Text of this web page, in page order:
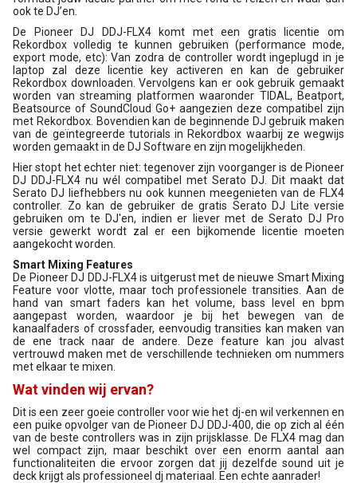
ook te DJ’en.
De Pioneer DJ DDJ-FLX4 komt met een gratis licentie om
Rekordbox volledig te kunnen gebruiken (performance mode,
export mode, etc): Van zodra de controller wordt ingeplugd in je
laptop zal deze licentie key activeren en kan de gebruiker
Rekordbox downloaden. Vervolgens kan er ook gebruik gemaakt
worden van streaming platformen waaronder TIDAL, Beatport,
Beatsource of SoundCloud Go+ aangezien deze compatibel zijn
met Rekordbox. Bovendien kan de beginnende DJ gebruik maken
van de geïntegreerde tutorials in Rekordbox waarbij ze wegwijs
worden gemaakt in de DJ Software en zijn mogelijkheden.
Hier stopt het echter niet: tegenover zijn voorganger is de Pioneer
DJ DDJ-FLX4 nu wél compatibel met Serato DJ. Dit maakt dat
Serato DJ liefhebbers nu ook kunnen meegenieten van de FLX4
controller. Zo kan de gebruiker de gratis Serato DJ Lite versie
gebruiken om te DJ'en, indien er liever met de Serato DJ Pro
versie gewerkt wordt zal er een bijkomende licentie moeten
aangekocht worden.
Smart Mixing Features
De Pioneer DJ DDJ-FLX4 is uitgerust met de nieuwe Smart Mixing
Feature voor vlotte, maar toch professionele transities. Aan de
hand van smart faders kan het volume, bass level en bpm
aangepast worden, waardoor je bij het bewegen van de
kanaalfaders of crossfader, eenvoudig transities kan maken van
de ene track naar de andere. Deze feature kan jou alvast
vertrouwd maken met de verschillende technieken om nummers
met elkaar te mixen.
Wat vinden wij ervan?
Dit is een zeer goeie controller voor wie het dj-en wil verkennen en
een puike opvolger van de Pioneer DJ DDJ-400, die op zich al één
van de beste controllers was in zijn prijsklasse. De FLX4 mag dan
wel compact zijn, maar beschikt over een enorm aantal aan
functionaliteiten die ervoor zorgen dat jij dezelfde sound uit je
deck krijgt als professioneel dj materiaal. Een echte aanrader!